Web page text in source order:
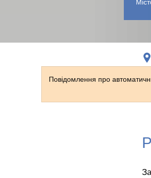
Повідомлення про